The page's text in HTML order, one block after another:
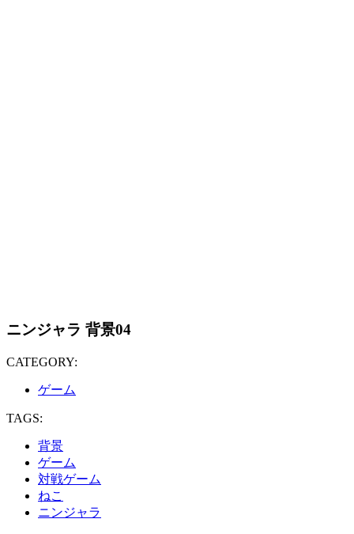
ニンジャラ 背景04
CATEGORY:
ゲーム
TAGS:
背景
ゲーム
対戦ゲーム
ねこ
ニンジャラ